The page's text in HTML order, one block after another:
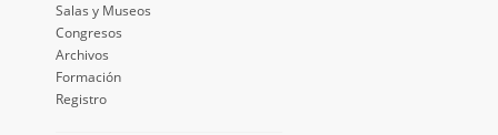
Salas y Museos
Congresos
Archivos
Formación
Registro